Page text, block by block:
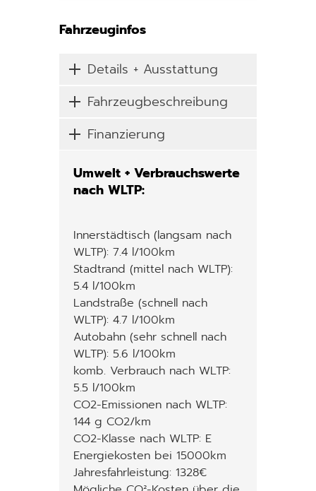
Fahrzeuginfos
Details + Ausstattung
Fahrzeugbeschreibung
Finanzierung
Umwelt + Verbrauchswerte
nach WLTP:
Innerstädtisch (langsam nach
WLTP): 7.4 l/100km
Stadtrand (mittel nach WLTP):
5.4 l/100km
Landstraße (schnell nach
WLTP): 4.7 l/100km
Autobahn (sehr schnell nach
WLTP): 5.6 l/100km
komb. Verbrauch nach WLTP:
5.5 l/100km
CO2-Emissionen nach WLTP:
144 g CO2/km
CO2-Klasse nach WLTP: E
Energiekosten bei 15000km
Jahresfahrleistung: 1328€